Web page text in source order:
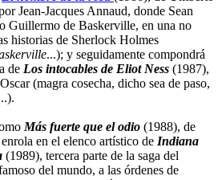
Jean-Jacques Annaud, donde Sean
Guillermo de Baskerville, en una no
historias de Sherlock Holmes
...); y seguidamente compondrá
de Los intocables de Eliot Ness (1987),
(magra cosecha, dicho sea de paso,
Más fuerte que el odio (1988), de
en el elenco artístico de Indiana
(1989), tercera parte de la saga del
del mundo, a las órdenes de